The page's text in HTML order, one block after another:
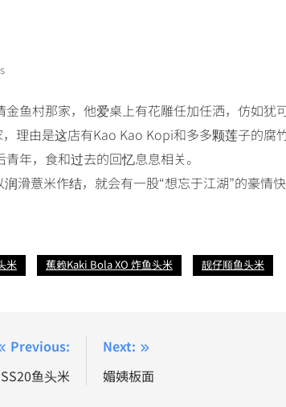
鱼村那家，他爱桌上有花雕任加任洒，仿如犹
理由是这店有Kao Kao Kopi和多多颗莲子的腐
年，食和过去的回忆息息相关。
滑薏米作结，就会有一股“想忘于江湖”的豪情
米 蕉赖Kaki Bola XO 炸鱼头米 靓仔顺鱼头米
Previous:
SS20鱼头米
Next:
媚姨板面